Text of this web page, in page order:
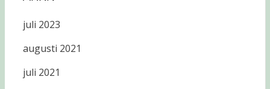
juli 2023
augusti 2021
juli 2021